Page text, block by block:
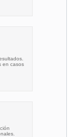
en casos